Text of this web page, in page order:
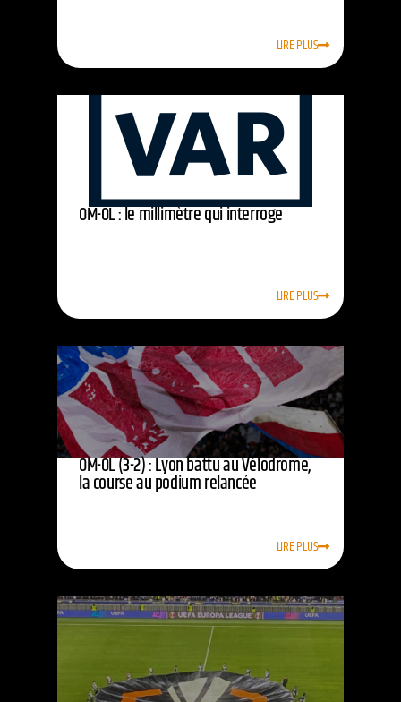
LIRE PLUS
OM-OL : le millimètre qui interroge
LIRE PLUS
OM-OL (3-2) : Lyon battu au Vélodrome,
la course au podium relancée
LIRE PLUS